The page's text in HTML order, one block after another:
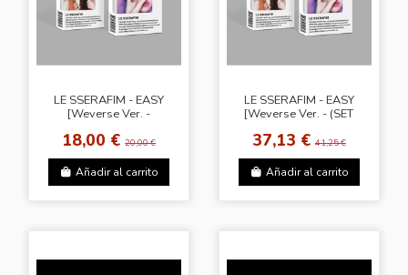
LE SSERAFIM - EASY
[Weverse Ver. -
18,00 €20,00 €
Añadir al carrito
LE SSERAFIM - EASY
[Weverse Ver. - (SET
(WS)]
37,13 €41,25 €
Añadir al carrito